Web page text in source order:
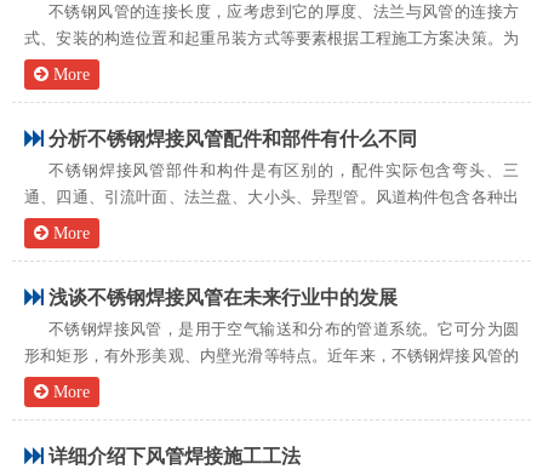
不锈钢风管的连接长度，应考虑到它的厚度、法兰与风管的连接方
式、安装的构造位置和起重吊装方式等要素根据工程施工方案决策。为
了越好的安装便捷，在情况可以的情形下尽可能在路面上开展连接，定
做排烟管道加工一般可接至10～12m长。不锈钢风管在连接时不允许将
More
分析不锈钢焊接风管配件和部件有什么不同
不锈钢焊接风管部件和构件是有区别的，配件实际包含弯头、三
通、四通、引流叶面、法兰盘、大小头、异型管。风道构件包含各种出
风口、闸阀、排气罩、无动力风帽、查验门和测量孔等，那么，配件和
构件有什么区别？在许多场所，我们能够看见不锈钢焊接风管配件，它
More
浅谈不锈钢焊接风管在未来行业中的发展
不锈钢焊接风管，是用于空气输送和分布的管道系统。它可分为圆
形和矩形，有外形美观、内壁光滑等特点。近年来，不锈钢焊接风管的
使用已越来越普遍，尤其在厨房的排油烟系统中。厨房排油烟系统的风
管大都要求采用厚度在1.0mm及以上的不锈钢板制作，但对于厨房排油
More
详细介绍下风管焊接施工工法